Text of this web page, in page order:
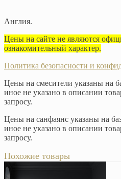
Англия.
Цены на сайте не являются
ознакомительный характер.
Политика безопасности и
Цены на смесители указаны на
иное не указано в описании
запросу.
Цены на санфаянс указаны на
иное не указано в описании
запросу.
Похожие товары